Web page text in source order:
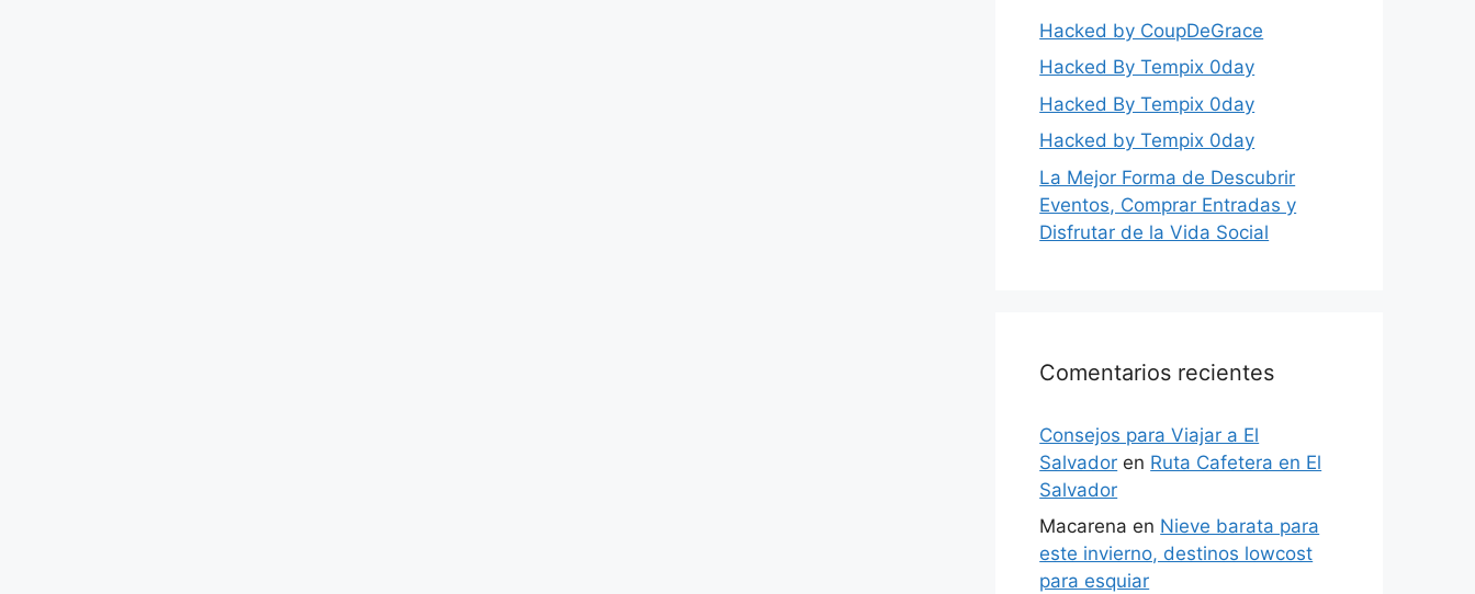
Hacked by CoupDeGrace
Hacked By Tempix 0day
Hacked By Tempix 0day
Hacked by Tempix 0day
La Mejor Forma de Descubrir
Eventos, Comprar Entradas y
Disfrutar de la Vida Social
Comentarios recientes
Consejos para Viajar a El
Salvador en Ruta Cafetera en El
Salvador
Macarena en Nieve barata para
este invierno, destinos lowcost
para esquiar